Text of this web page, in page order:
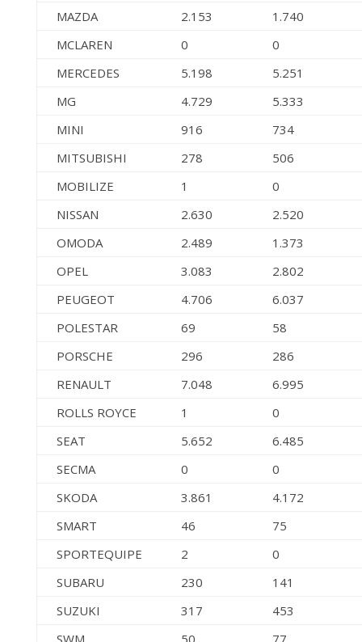
MAZDA 2.153
1.740
MCLAREN
0
0
MERCEDES
5.198
5.251
MG
4.729
5.333
MINI
916
734
MITSUBISHI
278
506
MOBILIZE
1
0
NISSAN
2.630
2.520
OMODA
2.489
1.373
OPEL
3.083
2.802
PEUGEOT
4.706
6.037
POLESTAR
69
58
PORSCHE
296
286
RENAULT
7.048
6.995
ROLLS ROYCE
1
0
SEAT
5.652
6.485
SECMA
0
0
SKODA
3.861
4.172
SMART
46
75
SPORTEQUIPE
2
0
SUBARU
230
141
SUZUKI
317
453